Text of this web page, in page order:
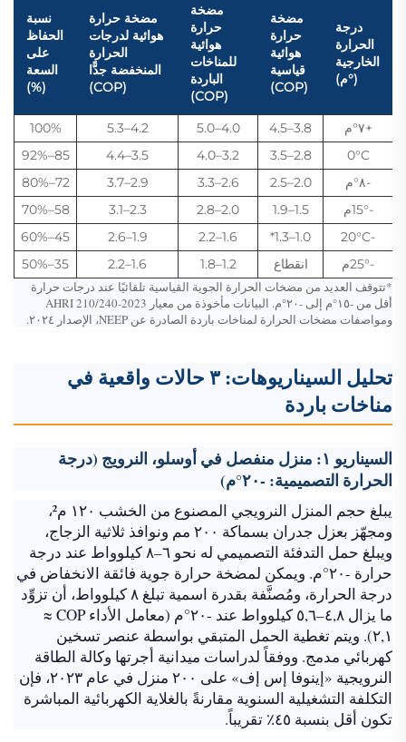
درجة
الحرارة
الخارجية
(°م)
مضخة
حرارة
هوائية
قياسية
(COP)
مضخة
حرارة
هوائية
للمناخات
الباردة
(COP)
مضخة حرارة
هوائية لدرجات
الحرارة
المنخفضة جدًّا
(COP)
نسبة
الحفاظ
على
السعة
(%)
+٧°م 3.8–4.5
4.0–5.0
4.2–5.3
100%
0°C
2.8–3.5
3.2–4.0
3.5–4.4
85–92%
-٨°م
2.0–2.5
2.6–3.3
2.9–3.7
72–80%
-15°م
1.5–1.9
2.0–2.8
2.3–3.1
58–70%
-20°C
1.0–1.3*
1.6–2.2
1.9–2.6
45–60%
-25°م
انقطاع 1.2–1.8
1.6–2.2
35–50%
*تتوقف العديد من مضخات الحرارة الجوية القياسية تلقائيًا عند درجات حرارة
أقل من -١٥°م إلى -٢٠°م. البيانات مأخوذة من معيار AHRI 210/240-2023
ومواصفات مضخات الحرارة لمناخات باردة الصادرة عن NEEP، الإصدار ٢٠٢٤.
تحليل السيناريوهات: ٣ حالات واقعية في
مناخات باردة
السيناريو ١: منزل منفصل في أوسلو، النرويج (درجة
الحرارة التصميمية: -٢٠°م)
يبلغ حجم المنزل النرويجي المصنوع من الخشب ١٢٠ م²،
ومجهّز بعزل جدران بسماكة ٢٠٠ مم ونوافذ ثلاثية الزجاج،
ويبلغ حمل التدفئة التصميمي له نحو ٦–٨ كيلوواط عند درجة
حرارة -٢٠°م. ويمكن لمضخة حرارة جوية فائقة الانخفاض في
درجة الحرارة، ومُصنَّفة بقدرة اسمية تبلغ ٨ كيلوواط، أن تزوِّد
ما يزال ٤,٨–٥,٦ كيلوواط عند -٢٠°م (معامل الأداء COP ≈
٢,١). ويتم تغطية الحمل المتبقي بواسطة عنصر تسخين
كهربائي مدمج. ووفقاً لدراسات ميدانية أجرتها وكالة الطاقة
النرويجية «إينوفا إس إف» على ٢٠٠ منزل في عام ٢٠٢٣، فإن
التكلفة التشغيلية السنوية مقارنةً بالغلاية الكهربائية المباشرة
تكون أقل بنسبة ٤٥٪ تقريباً.